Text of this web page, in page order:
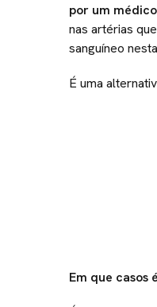
por um
nas artérias
sanguíneo
É uma
Em que casos